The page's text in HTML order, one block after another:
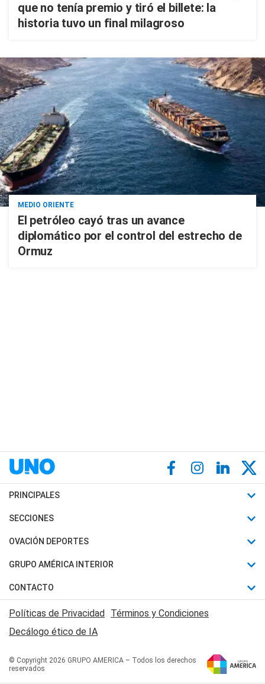
que no tenía premio y tiró el billete: la
historia tuvo un final milagroso
MEDIO ORIENTE
El petróleo cayó tras un avance
diplomático por el control del estrecho de
Ormuz
PRINCIPALES
Últimas Noticias
Política
Judiciales
Economia
SECCIONES
Horóscopo
Motores
Trucos caseros
Series y Películas
Edictos y Solicitadas
OVACIÓN DEPORTES
Fútbol
Mundial
Automovilismo
Rugby
Básquet
GRUPO AMÉRICA INTERIOR
Canal 7 en Vivo
San Juan 8
CONTACTO
Acerca de Nosotros
Contactanos
Políticas de Privacidad Términos y Condiciones
Decálogo ético de IA
© Copyright 2026 GRUPO AMERICA – Todos los derechos
reservados